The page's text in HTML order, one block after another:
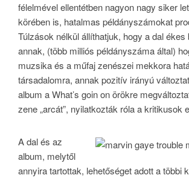
félelmével ellentétben nagyon nagy siker
körében is, hatalmas példányszámokat
Túlzások nélkül állíthatjuk, hogy a dal
annak, (több milliós példányszáma által)
muzsika és a műfaj zenészei mekkora
társadalomra, annak pozitív irányú
album a What’s goin on örökre
zene „arcát”, nyilatkozták róla a kritikusok
A dal és az
album, melytől
annyira tartottak, lehetőséget adott a többi